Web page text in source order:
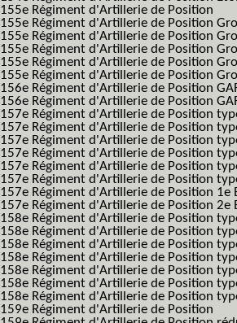
155e Régiment d'Artillerie de Position
155e Régiment d'Artillerie de Position
155e Régiment d'Artillerie de Position
155e Régiment d'Artillerie de Position
155e Régiment d'Artillerie de Position
155e Régiment d'Artillerie de Position
156e Régiment d'Artillerie de Position
156e Régiment d'Artillerie de Position
157e Régiment d'Artillerie de Position
157e Régiment d'Artillerie de Position
157e Régiment d'Artillerie de Position
157e Régiment d'Artillerie de Position
157e Régiment d'Artillerie de Position
157e Régiment d'Artillerie de Position
157e Régiment d'Artillerie de Position 1e
157e Régiment d'Artillerie de Position 2e
158e Régiment d'Artillerie de Position
158e Régiment d'Artillerie de Position
158e Régiment d'Artillerie de Position
158e Régiment d'Artillerie de Position
158e Régiment d'Artillerie de Position
158e Régiment d'Artillerie de Position
158e Régiment d'Artillerie de Position
159e Régiment d'Artillerie de Position